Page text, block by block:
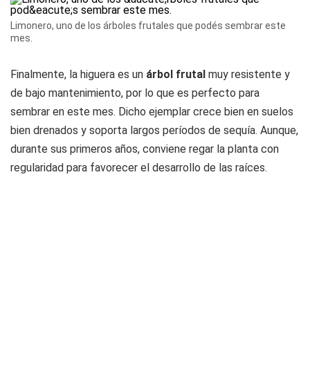
Limonero, uno de los árboles frutales que podés sembrar este
mes.
Finalmente, la higuera es un árbol frutal muy resistente y
de bajo mantenimiento, por lo que es perfecto para
sembrar en este mes. Dicho ejemplar crece bien en suelos
bien drenados y soporta largos períodos de sequía. Aunque,
durante sus primeros años, conviene regar la planta con
regularidad para favorecer el desarrollo de las raíces.